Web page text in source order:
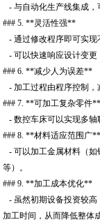
- 与自动化生产线集成，
### 5. **灵活性强**
- 通过修改程序即可实现
- 可以快速响应设计变更
### 6. **减少人为误差**
- 加工过程由程序控制，
### 7. **可加工复杂零件**
- 数控车床可以实现多轴
### 8. **材料适应范围广**
- 可以加工金属材料（
等）。
### 9. **加工成本优化**
- 虽然初期设备投资较高
加工时间，从而降低整体